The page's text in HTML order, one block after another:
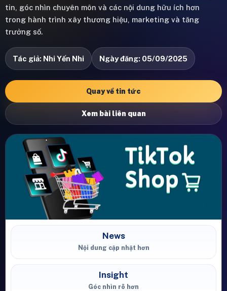
tin, góc nhìn chuyên môn và các nội dung hữu ích hơn
trong hành trình xây thương hiệu, marketing và tăng
trưởng số.
Tác giả: Nhi Yến Nhi Ngày đăng: 05/09/2025
Quay về tin tức
Xem bài liên quan
News
Nội dung cập nhật hơn
Insight
Góc nhìn rõ hơn